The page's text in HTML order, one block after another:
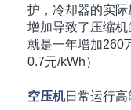
护，冷却器的实
增加导致了压缩
就是一年增加260
0.7元/kWh）
空压机日常运行高